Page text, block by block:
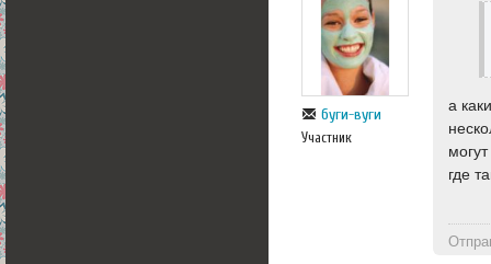
буги-вуги
Участник
а
где